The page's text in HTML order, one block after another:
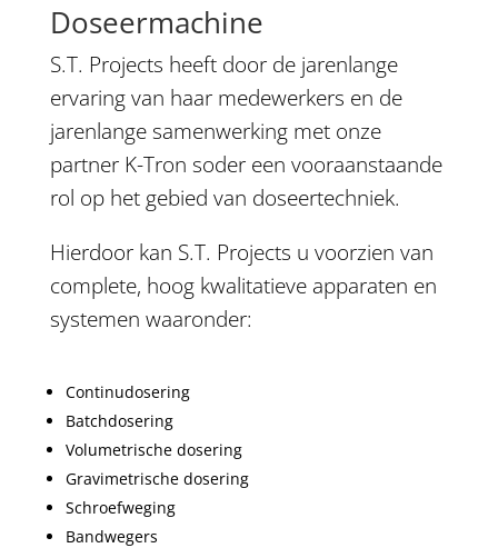
Doseermachine
S.T. Projects heeft door de jarenlange
ervaring van haar medewerkers en de
jarenlange samenwerking met onze
partner K-Tron soder een vooraanstaande
rol op het gebied van doseertechniek.
Hierdoor kan S.T. Projects u voorzien van
complete, hoog kwalitatieve apparaten en
systemen waaronder:
Continudosering
Batchdosering
Volumetrische dosering
Gravimetrische dosering
Schroefweging
Bandwegers